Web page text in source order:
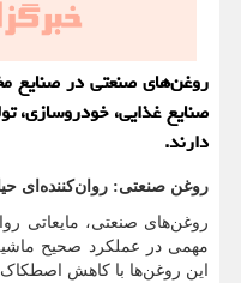
روغن‌های صنعتی در صنایع
صنایع غذایی، خودروسازی،
دارند.
روغن صنعتی: روان‌کننده‌ای
روغن‌های صنعتی، مایعاتی
مهمی در عملکرد صحیح
این روغن‌ها با کاهش